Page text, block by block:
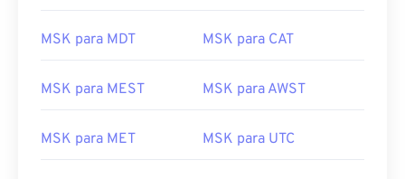
MSK para MDT MSK para CAT
MSK para MEST MSK para AWST
MSK para MET MSK para UTC